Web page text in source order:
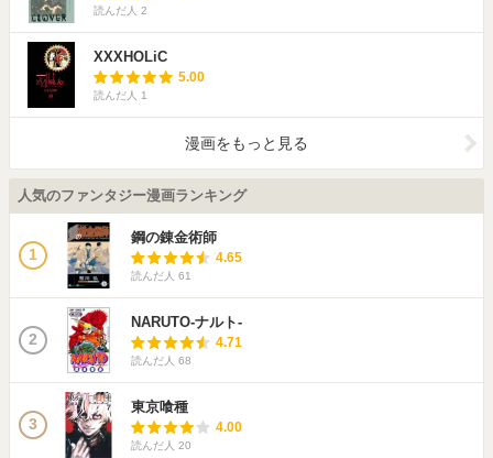
読んだ人 2
XXXHOLiC
5.00
読んだ人 1
漫画をもっと見る
人気のファンタジー漫画ランキング
1
鋼の錬金術師
4.65
読んだ人 61
2
NARUTO-ナルト-
4.71
読んだ人 68
3
東京喰種
4.00
読んだ人 20